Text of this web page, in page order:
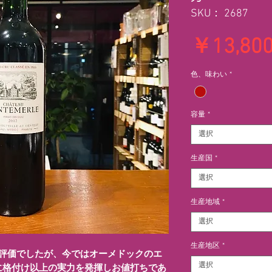
価でしたが、今ではオーメドックのエ
付け以上の実力を発揮しお値打ちであ
SKU： 2687
￥
色、味わい *
容量 *
選択
生産国 *
選択
生産地域 *
選択
生産地区 *
選択